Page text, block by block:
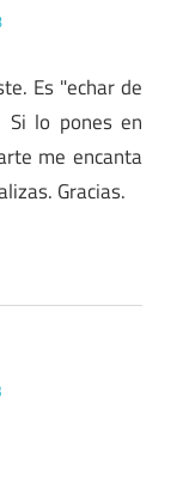
Es "echar de
Si lo pones en
me encanta
Gracias.